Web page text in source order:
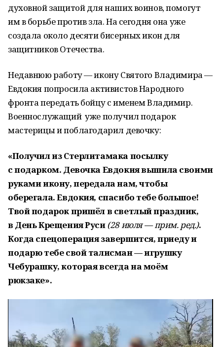
духовной защитой для наших воинов, помогут
им в борьбе против зла. На сегодня она уже
создала около десяти бисерных икон для
защитников Отечества.
Недавнюю работу — икону Святого Владимира —
Евдокия попросила активистов Народного
фронта передать бойцу с именем Владимир.
Военнослужащий уже получил подарок
мастерицы и поблагодарил девочку:
«Получил из Стерлитамака посылку
с подарком. Девочка Евдокия вышила своими
руками икону, передала нам, чтобы
оберегала. Евдокия, спасибо тебе большое!
Твой подарок пришёл в светлый праздник,
в День Крещения Руси (28 июля — прим. ред.).
Когда спецоперация завершится, приеду и
подарю тебе свой талисман — игрушку
Чебурашку, которая всегда на моём
рюкзаке».